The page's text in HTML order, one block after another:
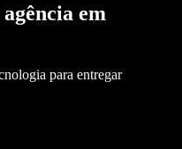
em
para entregar